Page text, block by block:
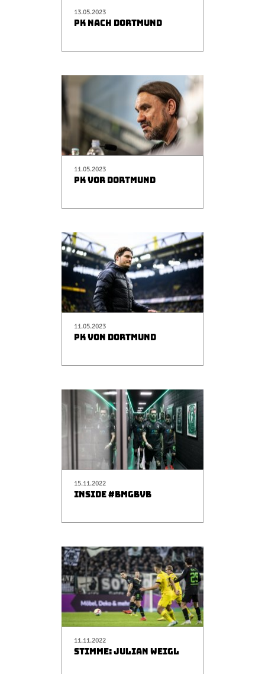
13.05.2023
PK NACH DORTMUND
11.05.2023
PK VOR DORTMUND
11.05.2023
PK VON DORTMUND
15.11.2022
INSIDE #BMGBVB
11.11.2022
STIMME: JULIAN WEIGL